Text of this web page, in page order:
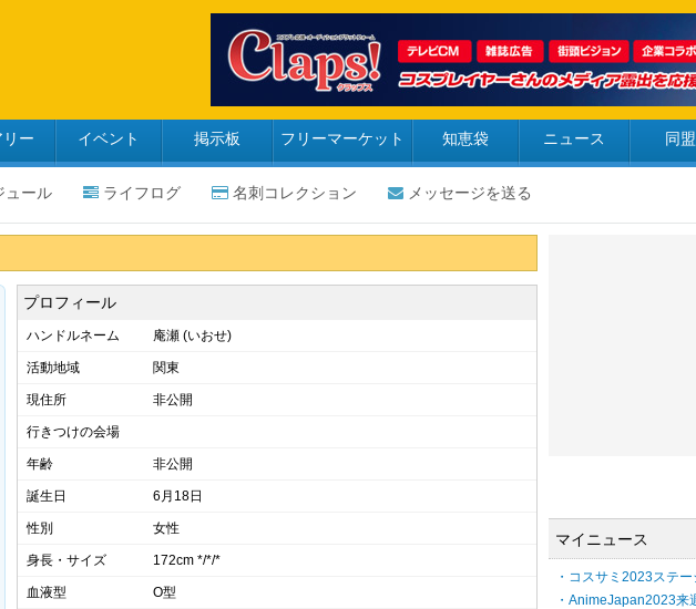
リー イベント 掲示板 フリーマーケット 知恵袋 ニュース 同盟
ュール ライフログ 名刺コレクション メッセージを送る
プロフィール
ハンドルネーム 庵瀬 (いおせ)
活動地域 関東
現住所 非公開
行きつけの会場
年齢 非公開
誕生日 6月18日
性別 女性
身長・サイズ 172cm */*/*
血液型 O型
マイニュース
・コスサミ2023ステ
・AnimeJapan2023来